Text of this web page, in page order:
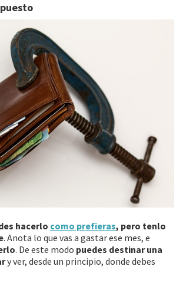
hacerlo como prefieras, pero tenlo
. Anota lo que vas a gastar ese mes, e
. De este modo puedes destinar una
y ver, desde un principio, donde debes